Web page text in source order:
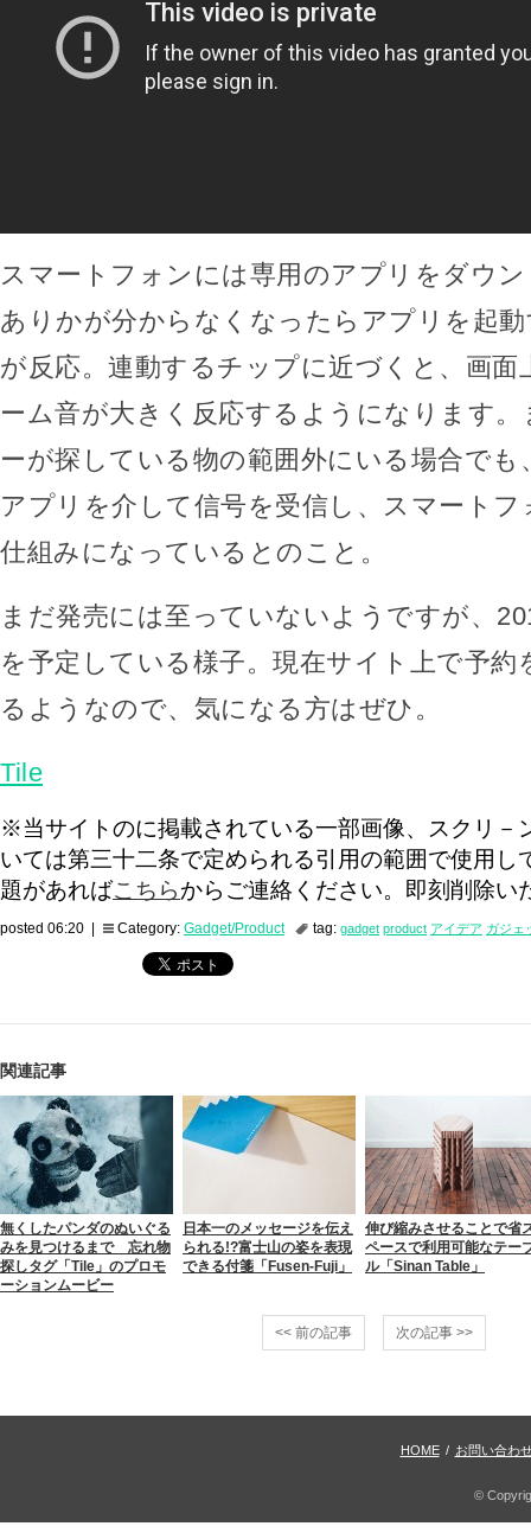
スマートフォンには専用のアプリをダウ
ありかが分からなくなったらアプリを起
が反応。連動するチップに近づくと、画
ーム音が大きく反応するようになります
ーが探している物の範囲外にいる場合でも
アプリを介して信号を受信し、スマート
仕組みになっているとのこと。
まだ発売には至っていないようですが、
を予定している様子。現在サイト上で予約
るようなので、気になる方はぜひ。
Tile
※当サイトのに掲載されている一部画像、スクリ－
いては第三十二条で定められる引用の範囲で使用し
題があればこちらからご連絡ください。即刻削除い
posted 06:20 | Category: Gadget/Product tag: gadget product アイデア ガジェ
関連記事
無くしたパンダのぬいぐる
みを見つけるまで 忘れ物
探しタグ「Tile」のプロモ
ーションムービー
日本一のメッセージを伝え
られる!?富士山の姿を表現
できる付箋「Fusen-Fuji」
伸び縮みさせることで省
ペースで利用可能なテー
ル「Sinan Table」
<< 前の記事 次の記事 >>
HOME / お問い合わ
©